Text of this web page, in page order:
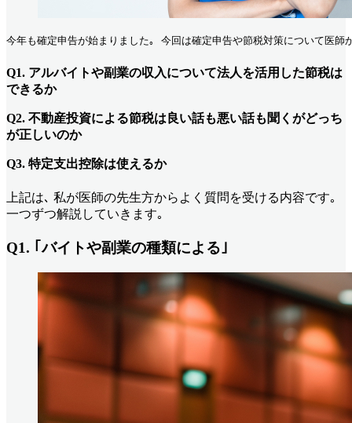
今年も確定申告が始まりました｡ 今回は確定申告や節税対策について医
Q1. アルバイトや副業の収入について法人を活用した節税は
できるか
Q2. 不動産投資による節税は良い話も悪い話も聞くがどっち
が正しいのか
Q3. 特定支出控除は使えるか
上記は､ 私が医師の先生方からよく質問を受ける内容です｡
一つずつ解説していきます｡
Q1. ｢バイトや副業の種類による｣